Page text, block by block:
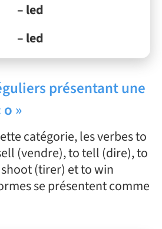
– led
– led
présentant une
»
catégorie, les verbes to
(vendre), to tell (dire), to
(tirer) et to win
se présentent comme